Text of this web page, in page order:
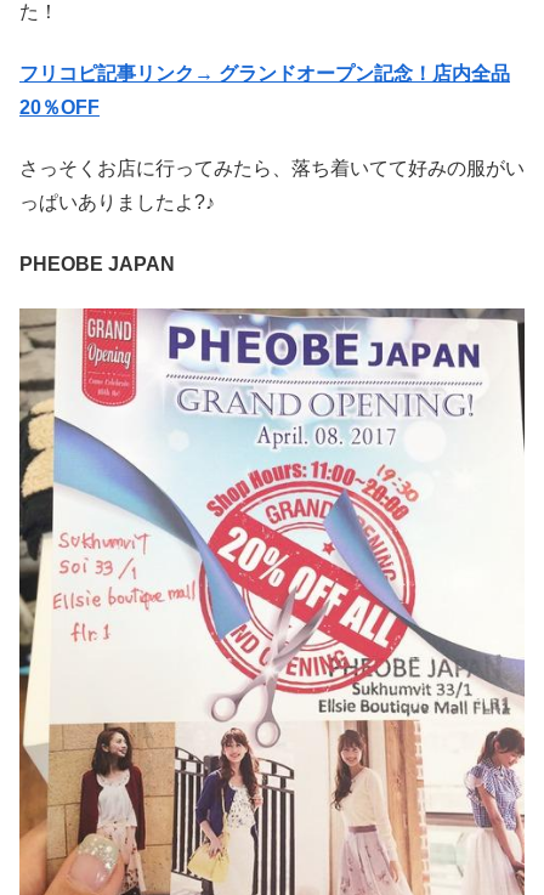
た！
フリコピ記事リンク→ グランドオープン記念！店内全品
20％OFF
さっそくお店に行ってみたら、落ち着いてて好みの服がい
っぱいありましたよ?♪
PHEOBE JAPAN